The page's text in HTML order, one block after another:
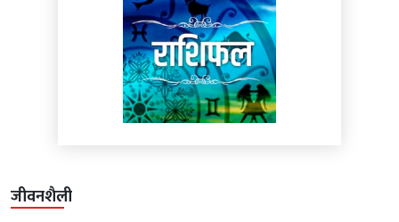
जीवनशैली